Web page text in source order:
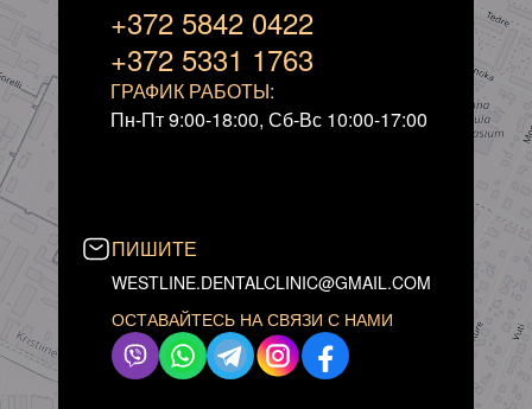
+372 5842 0422
+372 5331 1763
ГРАФИК РАБОТЫ:
Пн-Пт 9:00-18:00, Сб-Вс 10:00-17:00
ПИШИТЕ
WESTLINE.DENTALCLINIC@GMAIL.COM
ОСТАВАЙТЕСЬ НА СВЯЗИ С НАМИ